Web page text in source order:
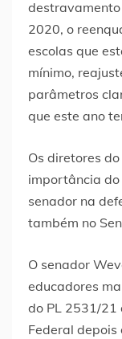
2020, o
escolas que
mínimo,
parâmetros
que este ano
Os diretores
importância
senador na
também no
O senador
educadores
do PL 2531/21
Federal depois